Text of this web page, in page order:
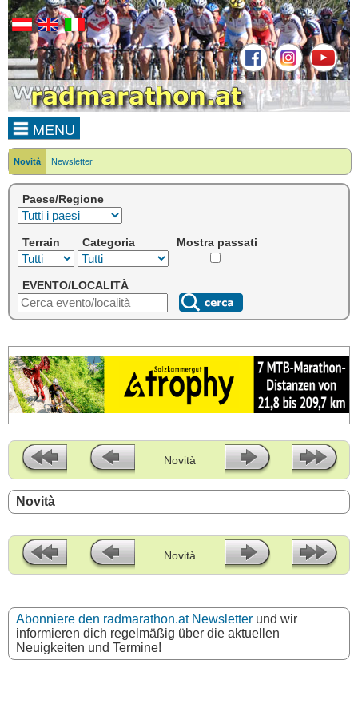
MENU
Novità Newsletter
Paese/Regione
Terrain Categoria Mostra passati
EVENTO/LOCALITÀ
Novità
Novità
Novità
Abonniere den radmarathon.at Newsletter und wir
informieren dich regelmäßig über die aktuellen
Neuigkeiten und Termine!